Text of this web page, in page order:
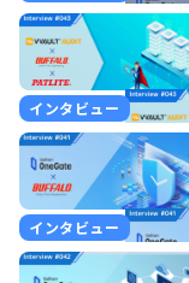
インタビュー
インタビュー